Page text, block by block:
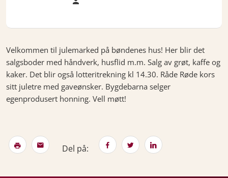
Velkommen til julemarked på bøndenes hus! Her blir det
salgsboder med håndverk, husflid m.m. Salg av grøt, kaffe og
kaker. Det blir også lotteritrekning kl 14.30. Råde Røde kors
sitt juletre med gaveønsker. Bygdebarna selger
egenprodusert honning. Vell møtt!
Del på: